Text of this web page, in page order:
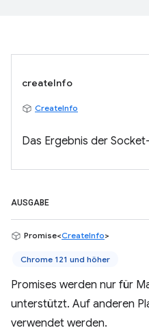
createInfo
CreateInfo
Das Ergebnis der
AUSGABE
Promise<CreateInfo>
Chrome 121 und höher
Promises werden nur für
unterstützt. Auf anderen
verwendet werden.